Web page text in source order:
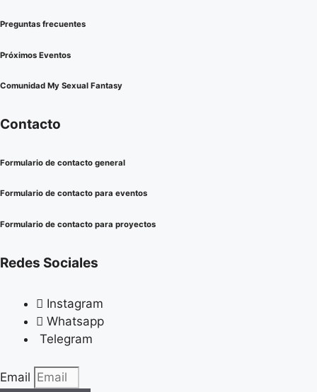
Preguntas frecuentes
Próximos Eventos
Comunidad My Sexual Fantasy
Contacto
Formulario de contacto general
Formulario de contacto para eventos
Formulario de contacto para proyectos
Redes Sociales
Instagram
Whatsapp
Telegram
Email